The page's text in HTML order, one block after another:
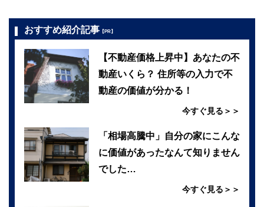
おすすめ紹介記事 【PR】
【不動産価格上昇中】あなたの不
動産いくら？ 住所等の入力で不
動産の価値が分かる！
今すぐ見る＞＞
「相場高騰中」自分の家にこんな
に価値があったなんて知りません
でした…
今すぐ見る＞＞